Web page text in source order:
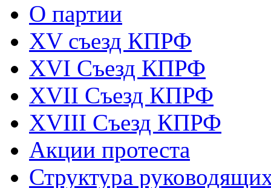
О партии
XV съезд КПРФ
XVI Съезд КПРФ
XVII Cъезд КПРФ
XVIII Cъезд КПРФ
Акции протеста
Структура